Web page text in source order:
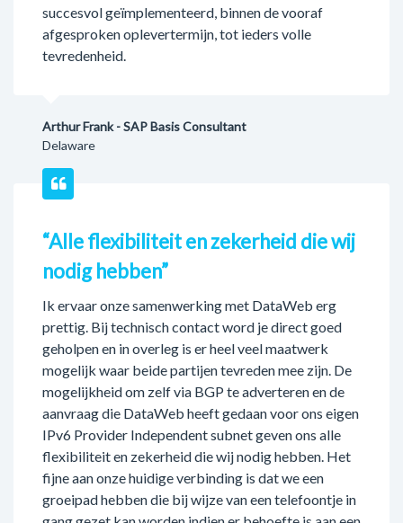
succesvol geïmplementeerd, binnen de vooraf
afgesproken oplevertermijn, tot ieders volle
tevredenheid.
Arthur Frank - SAP Basis Consultant
Delaware
“Alle flexibiliteit en zekerheid die wij
nodig hebben”
Ik ervaar onze samenwerking met DataWeb erg
prettig. Bij technisch contact word je direct goed
geholpen en in overleg is er heel veel maatwerk
mogelijk waar beide partijen tevreden mee zijn. De
mogelijkheid om zelf via BGP te adverteren en de
aanvraag die DataWeb heeft gedaan voor ons eigen
IPv6 Provider Independent subnet geven ons alle
flexibiliteit en zekerheid die wij nodig hebben. Het
fijne aan onze huidige verbinding is dat we een
groeipad hebben die bij wijze van een telefoontje in